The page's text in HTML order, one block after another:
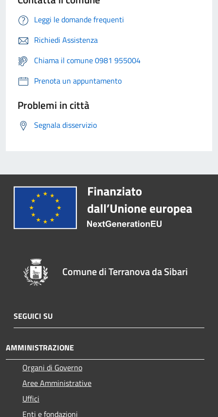
Leggi le domande frequenti
Richiedi Assistenza
Chiama il comune 0981 955004
Prenota un appuntamento
Problemi in città
Segnala disservizio
Comune di Terranova da Sibari
SEGUICI SU
AMMINISTRAZIONE
Organi di Governo
Aree Amministrative
Uffici
Enti e fondazioni